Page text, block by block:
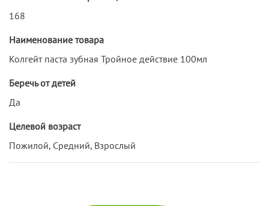
168
Наименование товара
Колгейт паста зубная Тройное действие 100мл
Беречь от детей
Да
Целевой возраст
Пожилой, Средний, Взрослый